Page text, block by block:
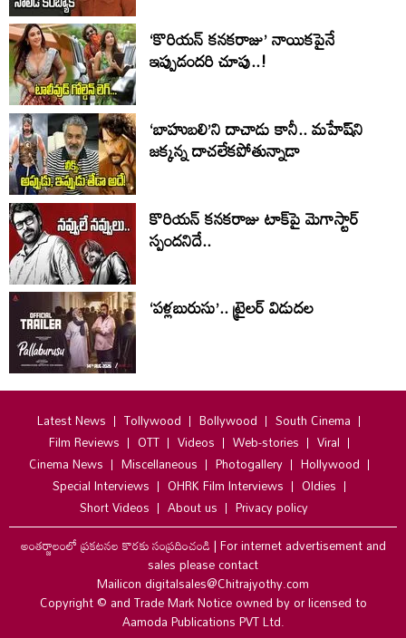
‘కొరియన్ కనకరాజు’ నాయికపైనే
ఇప్పుడందరి చూపు..!
‘బాహుబలి’ని దాచాడు కానీ.. మహేష్‌ని
జక్కన్న దాచలేకపోతున్నాడా
కొరియన్ కనకరాజు టాక్‌పై మెగాస్టార్
స్పందనిదే..
‘పళ్లబురుసు’.. ట్రైలర్ విడుదల
Latest News Tollywood Bollywood
South Cinema
Film Reviews
OTT Videos Web-stories
Viral
Cinema News
Miscellaneous Photogallery
Hollywood
Special Interviews
OHRK Film Interviews
Oldies
Short Videos
About us
Privacy policy
అంతర్జాలంలో ప్రకటనల కొరకు సంప్రదించండి|For internet advertisement and
sales please contact
Mailicon digitalsales@Chitrajyothy.com
Copyright © and Trade Mark Notice owned by or licensed to
Aamoda Publications PVT Ltd.